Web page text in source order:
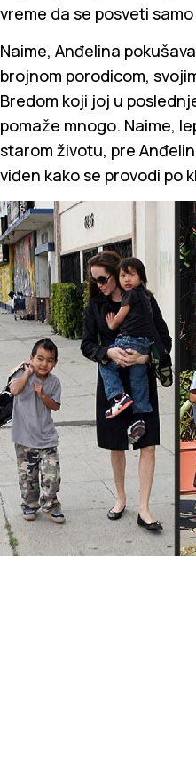
vreme da se posveti samo
Naime, Anđelina
brojnom porodicom,
Bredom koji joj u
pomaže mnogo. Naime,
starom životu, pre
viđen kako se provodi po